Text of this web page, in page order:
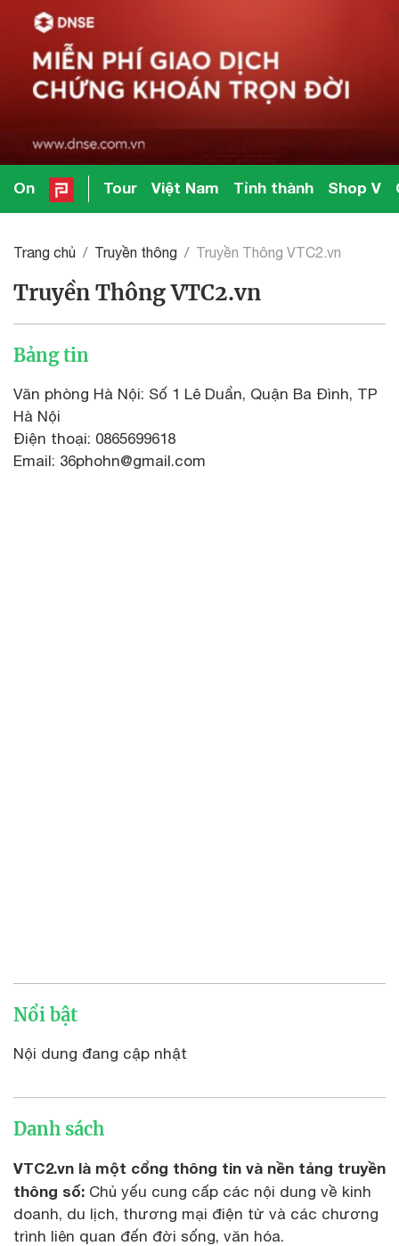
On Tour Việt Nam Tỉnh thành Shop V
Trang chủ Truyền thông Truyền Thông VTC2.vn
Truyền Thông VTC2.vn
Bảng tin
Văn phòng Hà Nội: Số 1 Lê Duẩn, Quận Ba Đình, TP
Hà Nội
Điện thoại: 0865699618
Email: 36phohn@gmail.com
Nổi bật
Nội dung đang cập nhật
Danh sách
VTC2.vn là một cổng thông tin và nền tảng truyền
thông số: Chủ yếu cung cấp các nội dung về kinh
doanh, du lịch, thương mại điện tử và các chương
trình liên quan đến đời sống, văn hóa.